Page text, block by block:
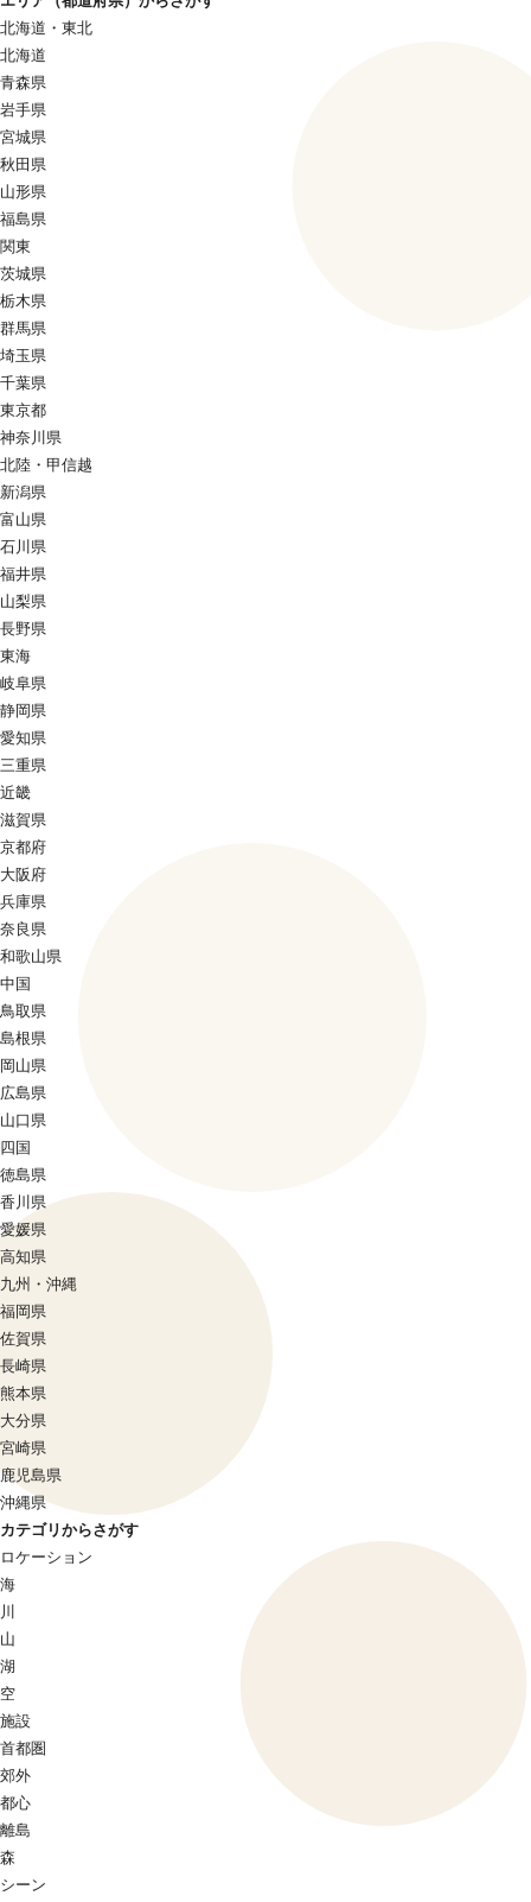
北海道・東北
北海道
青森県
岩手県
宮城県
秋田県
山形県
福島県
関東
茨城県
栃木県
群馬県
埼玉県
千葉県
東京都
神奈川県
北陸・甲信越
新潟県
富山県
石川県
福井県
山梨県
長野県
東海
岐阜県
静岡県
愛知県
三重県
近畿
滋賀県
京都府
大阪府
兵庫県
奈良県
和歌山県
中国
鳥取県
島根県
岡山県
広島県
山口県
四国
徳島県
香川県
愛媛県
高知県
九州・沖縄
福岡県
佐賀県
長崎県
熊本県
大分県
宮崎県
鹿児島県
沖縄県
カテゴリからさがす
ロケーション
海
川
山
湖
空
施設
首都圏
郊外
都心
離島
森
シーン